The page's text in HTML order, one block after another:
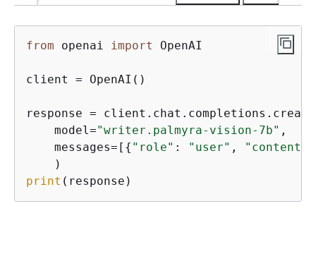
from openai import OpenAI
client = OpenAI()
response =
    model=
"writer.palmyra-vision-7b" ,
    messages=[
{ "role" : "user" , "content"
print (response)